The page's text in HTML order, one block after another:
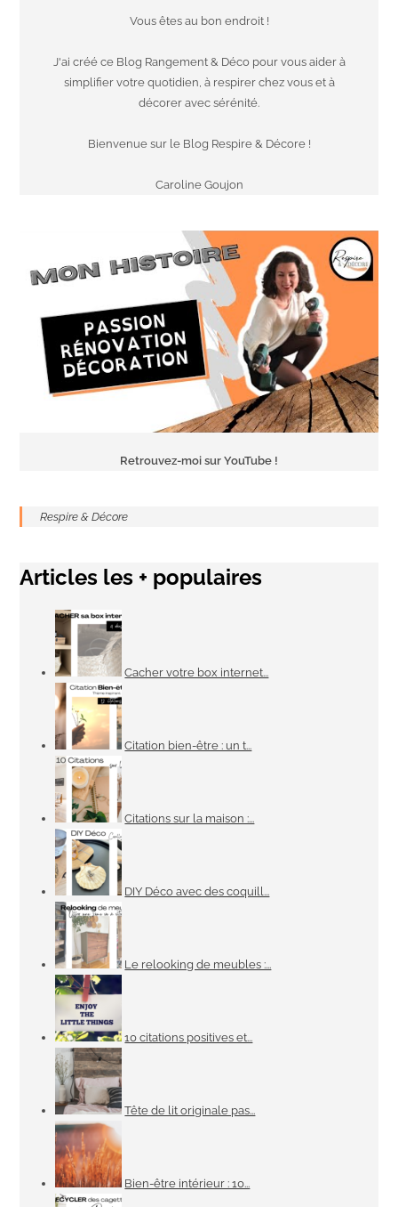
Vous êtes au bon endroit !
J'ai créé ce Blog Rangement & Déco pour vous aider à
simplifier votre quotidien, à respirer chez vous et à
décorer avec sérénité.
Bienvenue sur le Blog Respire & Décore !
Caroline Goujon
Retrouvez-moi sur YouTube !
Respire & Décore
Articles les + populaires